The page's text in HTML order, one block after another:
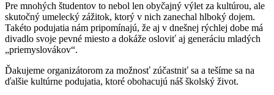
Pre mnohých študentov to nebol len obyčajný výlet za kultúrou, ale
skutočný umelecký zážitok, ktorý v nich zanechal hlboký dojem.
Takéto podujatia nám pripomínajú, že aj v dnešnej rýchlej dobe má
divadlo svoje pevné miesto a dokáže osloviť aj generáciu mladých
„priemyslovákov“.
Ďakujeme organizátorom za možnosť zúčastniť sa a tešíme sa na
ďalšie kultúrne podujatia, ktoré obohacujú náš školský život.